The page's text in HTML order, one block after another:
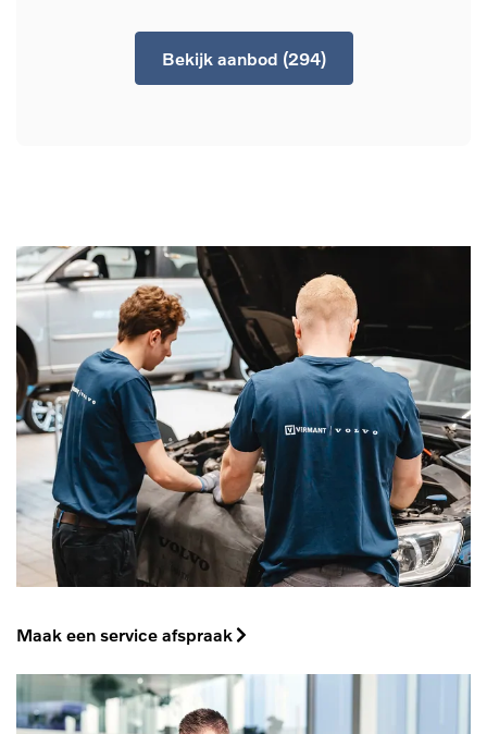
Bekijk aanbod (294)
Maak een service afspraak